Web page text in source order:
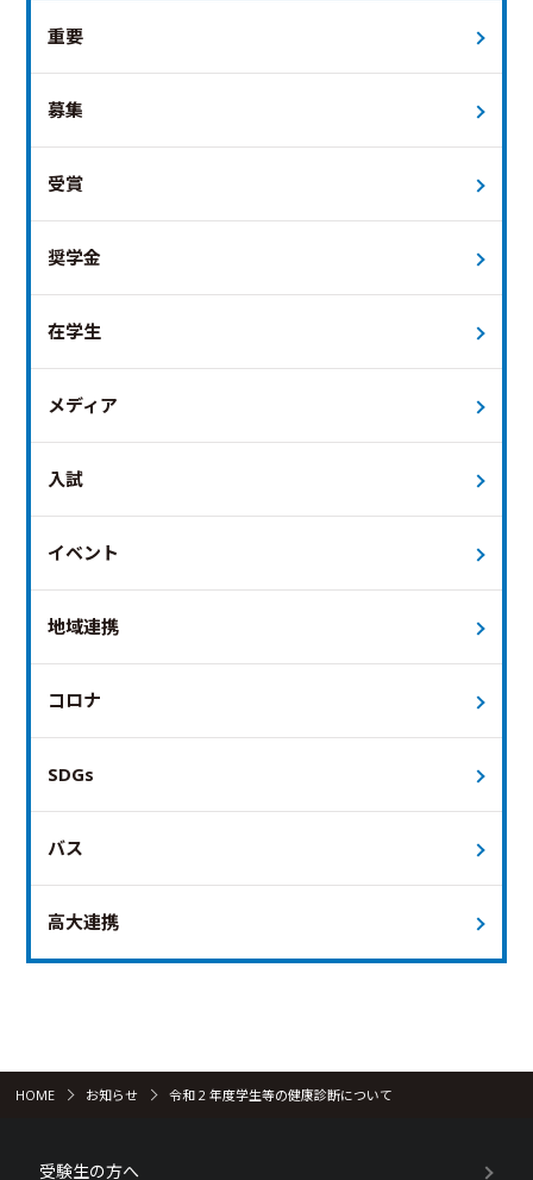
重要
募集
受賞
奨学金
在学生
メディア
入試
イベント
地域連携
コロナ
SDGs
バス
高大連携
HOME お知らせ 令和 2 年度学生等の健康診断について
受験生の方へ